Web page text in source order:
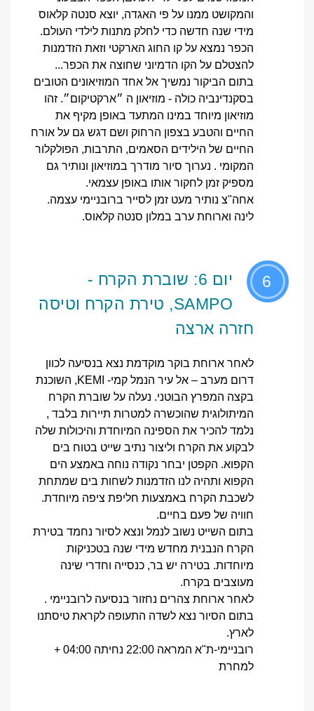
והמקושט ממנו על פי האגדה, יוצא סנטה קלאוס
מידי שנה חדשה כדי לחלק מתנות לילדי העולם.
הכפר נמצא על קו החוג הארקטי וזאת הזדמנות
להצטלם על הקו הדמיוני שחוצה את הכפר...
בתום הביקור נמשיך אל אחד המוזיאונים הטובים
בסקנדינביה כולה - מוזיאון ה ״ארקטיקום״. זהו
מוזיאון מיוחד במינו המתעד באופן מקיף את
החיים והטבע בצפון הרחוק ושם דגש גם על אורח
החיים של הילידים הסאמים, התרבות, הפולקלור
המקומי . נערוך סיור מודרך במוזיאון ונותיר גם
מספיק זמן לחקור אותו באופן עצמאי.
אחה"צ נותיר מעט זמן לסייר ברובניימי עצמה.
לינה וארוחת ערב במלון סנטה קלאוס.
6
יום 6: שוברת הקרח -
SAMPO, טירת הקרח וטיסה
חזרה ארצה
לאחר ארוחת בוקר מוקדמת נצא בנסיעה לכוון
דרום מערב – אל עיר הנמל קמי- KEMI, השוכנת
בקצה המפרץ הבוטני. נעלה על שוברת הקרח
המיתולוגית שהוכשרה למטרות תיירות בלבד ,
נלמד להכיר את הספינה המיוחדת והיכולות שלה
לבקוע את הקרח וליצור נתיב שייט בטוח בים
הקפוא. הקפטן יבחר נקודה נוחה באמצע הים
הקפוא ותהיה לנו הזדמנות לשחות בים שמתחת
לשכבת הקרח באמצעות חליפת ציפה מיוחדת.
חוויה של פעם בחיים.
בתום השייט נשוב לנמל ונצא לסיור נחמד בטירת
הקרח הנבנית מחדש מידי שנה בטכניקות
מיוחדות. בטירה יש בר, כנסייה וחדרי שינה
מעוצבים בקרח.
לאחר ארוחת צהרים נחזור בנסיעה לרובניימי .
בתום הסיור נצא לשדה התעופה לקראת טיסתנו
לארץ.
רובניימי-ת"א המראה 22:00 נחיתה 04:00 +
למחרת